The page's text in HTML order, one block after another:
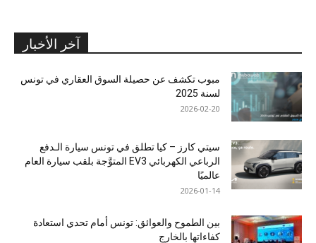
آخر الأخبار
مبوب تكشف عن حصيلة السوق العقاري في تونس
لسنة 2025
2026-02-20
سيتي كارز – كيا تطلق في تونس سيارة الـدفع
الرباعي الكهربائي EV3 المتوَّجة بلقب سيارة العام
عالميًا
2026-01-14
بين الطموح والعوائق: تونس أمام تحدي استعادة
كفاءاتها بالخارج